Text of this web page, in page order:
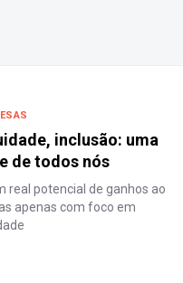
inclusão: uma
de todos nós
real potencial de ganhos ao
apenas com foco em